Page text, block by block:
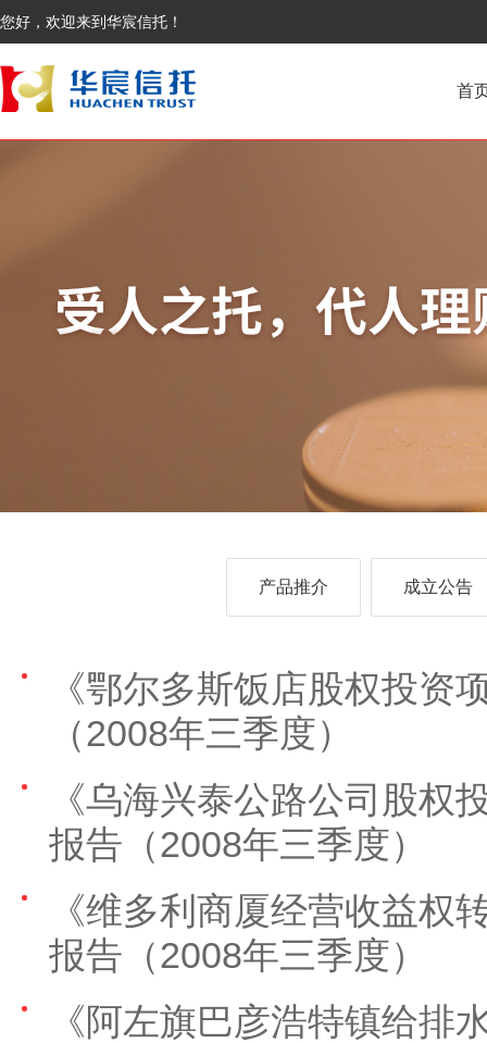
您好，欢迎来到华宸信托！
首
产品推介 成立公告
《鄂尔多斯饭店股权投资
（2008年三季度）
《乌海兴泰公路公司股权
报告（2008年三季度）
《维多利商厦经营收益权
报告（2008年三季度）
《阿左旗巴彦浩特镇给排